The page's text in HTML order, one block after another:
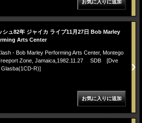
シュ82年 ジャイカ ライブ11月27日 Bob Marley
Arts Center
- Bob Marley Performing Arts Center, Montego
Zone, Jamaica,1982.11.27 SDB [Dve
Glasba(1CD-R)]